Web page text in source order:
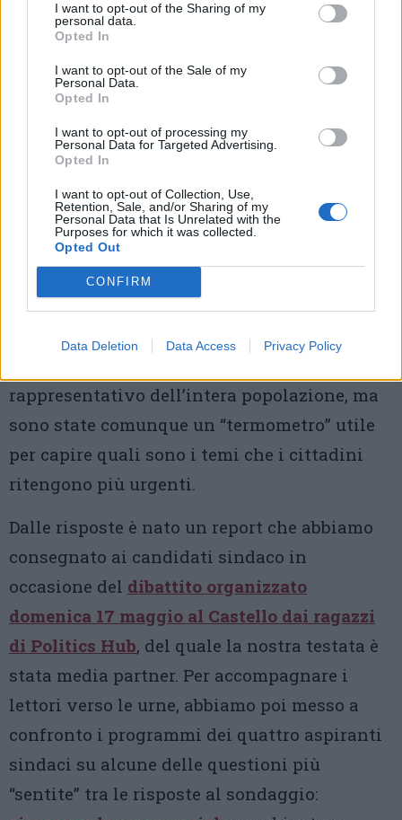
I want to opt-out of the Sharing of my
personal data.
Opted In
I want to opt-out of the Sale of my
Personal Data.
Opted In
I want to opt-out of processing my
Personal Data for Targeted Advertising.
Opted In
I want to opt-out of Collection, Use,
Retention, Sale, and/or Sharing of my
Personal Data that Is Unrelated with the
Purposes for which it was collected.
Opted Out
CONFIRM
Data Deletion Data Access Privacy Policy
Nazionale, Patto per il Nord, Ancora Italia e
Partito Popolare del Nord.
QUI TUTTE LE LISTE E I CANDIDATI
I programmi
Nelle ultime settimane di campagna
elettorale,LegnanoNewsha promosso un
sondaggio in vista delle elezioni
amministrative, raccogliendo proposte,
priorità e aspettative dei cittadini attraverso
interviste, cartoline cartacee e un form
online. Le risposte naturalmente non
rappresentativo dell’intera popolazione, ma
sono state comunque un “termometro” utile
per capire quali sono i temi che i cittadini
ritengono più urgenti.
Dalle risposte è nato un report che abbiamo
consegnato ai candidati sindaco in
occasione del dibattito organizzato
domenica 17 maggio al Castello dai ragazzi
di Politics Hub, del quale la nostra testata è
stata media partner. Per accompagnare i
lettori verso le urne, abbiamo poi messo a
confronto i programmi dei quattro aspiranti
sindaci su alcune delle questioni più
“sentite” tra le risposte al sondaggio: